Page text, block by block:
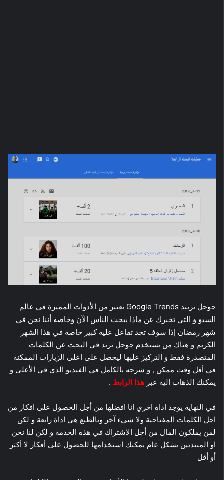
جوجل تريند Google Trends تعتبر من الأدوات المميزة في عالم
السيو و التي تخبرك عن ماذا يبحث الناس الآن وخاصة أننا نحن في
شهر رمضان إذا سوف تجد تفاعل عليه كبير خاصة في هذا الشهر
الكريم و هناك من يستخدم جوجل ترند في البحث عن الكلمات
المتصدرة فقط و التركيز عليها ليحصل على اعلى الزيارات الممكنة
في أقل وقت ممكن , و شرحه بالكامل في الفيديو الذي في الأعلى و
يمكنك الذهاب اليه عبر هذا الرابط .
في النهاية يوجد اداة اخري انا افضلها من أجل الحصول على افكار من
اجل الكلمات المفتاحية ولا شيء آخر وبالطبع هي اداة رائعة و لكن
لمن يملكون المال من أجل الاشتراك في هذه الخدمة و لكن لنا نحن
او المبتدئين بشكل عام يمكنك استخدامها للحصول على أفكار لا أكثر
أو أقل